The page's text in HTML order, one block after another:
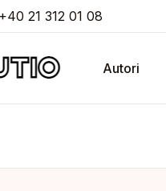
+40 21 312 01 08
Autori